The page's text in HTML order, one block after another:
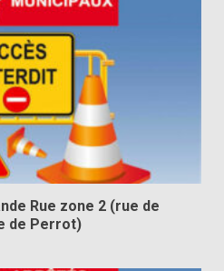
Rue zone 2 (rue de
de Perrot)